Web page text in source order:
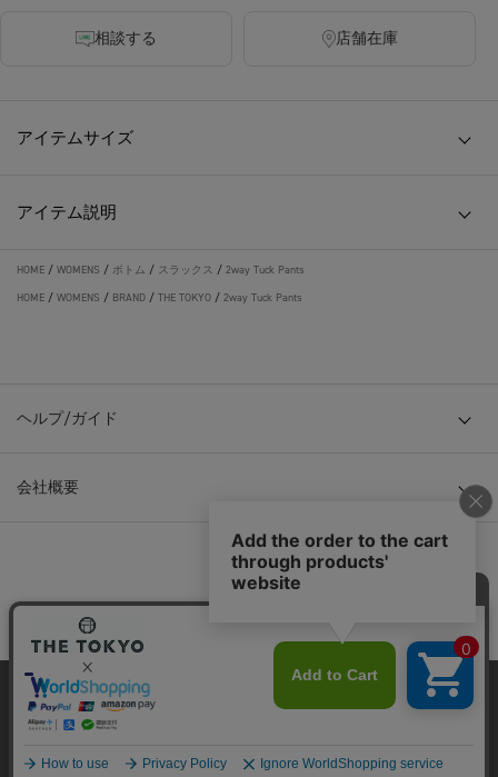
相談する 店舗在庫
アイテムサイズ
アイテム説明
HOME / WOMENS / ボトム / スラックス / 2way Tuck Pants
HOME / WOMENS / BRAND / THE TOKYO / 2way Tuck Pants
ヘルプ/ガイド
会社概要
© TOKYO BASE CO., LTD
当サイトはクッキー(cookie)を使用します。クッキーはサイト内
の一部の機能および、サイトの使用状況の分析からマーケティ
ング活動に利用することを目的としています。
プライバシーポリシーはこちら